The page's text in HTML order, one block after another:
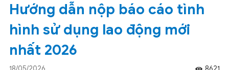
Hướng dẫn nộp báo cáo tình
hình sử dụng lao động mới
nhất 2026